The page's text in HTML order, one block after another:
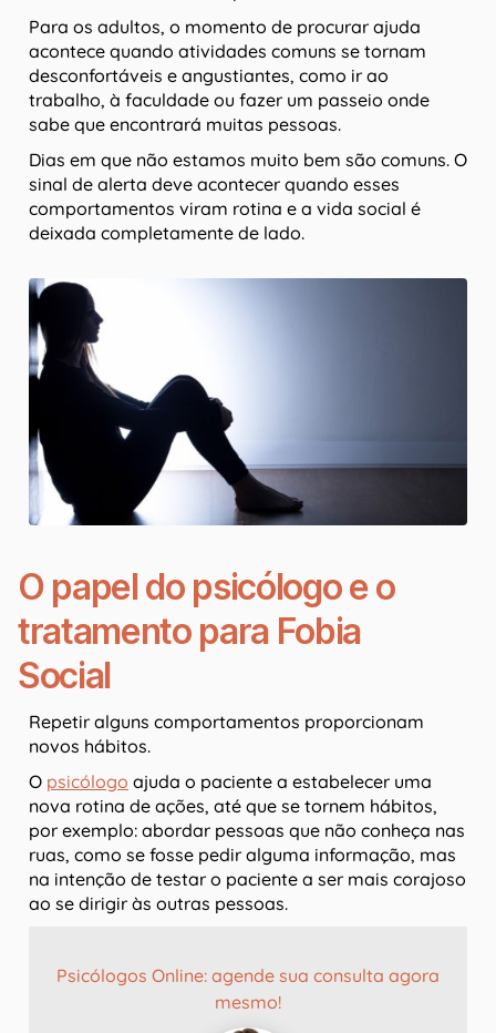
Para os adultos, o momento de procurar ajuda
acontece quando atividades comuns se tornam
desconfortáveis e angustiantes, como ir ao
trabalho, à faculdade ou fazer um passeio onde
sabe que encontrará muitas pessoas.
Dias em que não estamos muito bem são comuns. O
sinal de alerta deve acontecer quando esses
comportamentos viram rotina e a vida social é
deixada completamente de lado.
O papel do psicólogo e o
tratamento para Fobia
Social
Repetir alguns comportamentos proporcionam
novos hábitos.
O psicólogo ajuda o paciente a estabelecer uma
nova rotina de ações, até que se tornem hábitos,
por exemplo: abordar pessoas que não conheça nas
ruas, como se fosse pedir alguma informação, mas
na intenção de testar o paciente a ser mais corajoso
ao se dirigir às outras pessoas.
Psicólogos Online: agende sua consulta agora
mesmo!